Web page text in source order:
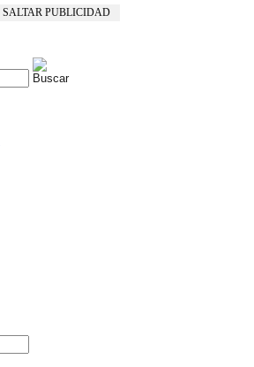
SALTAR PUBLICIDAD